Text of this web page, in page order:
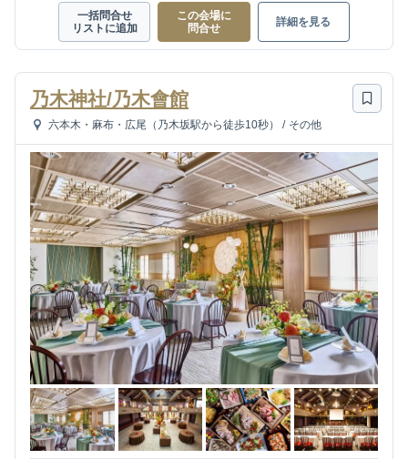
一括問合せ
リストに追加
この会場に
問合せ
詳細を見る
乃木神社/乃木會館
六本木・麻布・広尾（乃木坂駅から徒歩10秒） / その他